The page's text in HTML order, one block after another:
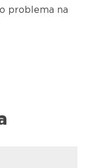
problema na